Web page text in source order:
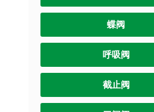
蝶阀
呼吸阀
截止阀